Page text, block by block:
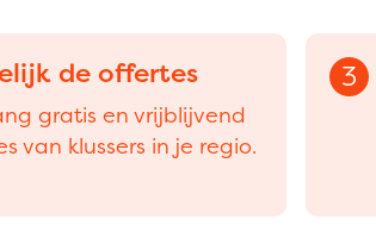
de offertes
gratis en vrijblijvend
van klussers in je regio.
3